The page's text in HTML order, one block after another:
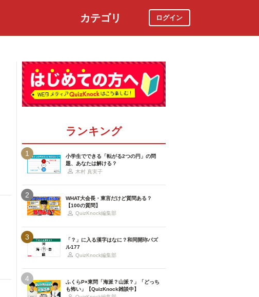
カテゴリ ログイン
ランキング
1
小学生でできる「転がる2つの円」の問
題、あなたは解ける？
木村 真実子
2
WHAT大会長・東言だけど質問ある？
【100の質問】
QuizKnock編集部
3
「？」に入る漢字はなに？和同開珎パズ
ル177
QuizKnock編集部
4
ふくらP×東問「海派？山派？」「どっち
も怖い」【QuizKnock雑談中】